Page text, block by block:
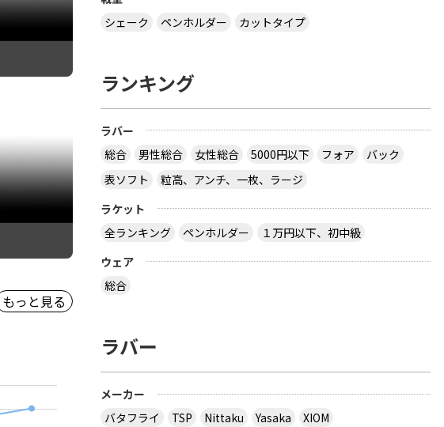
もっと見る
シェーク
ペンホルダー カットタイプ
ランキング
ラバー
総合
男性総合 女性総合 5000円以下 フォア
バック
表ソフト
粒高、アンチ、一枚、ラージ
ラケット
全ランキング
ペンホルダー
１万円以下、初中級
ウェア
総合
ラバー
メーカー
バタフライ
TSP Nittaku Yasaka
XIOM